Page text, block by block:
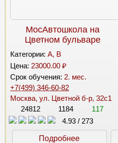
МосАвтошкола на
Цветном бульваре
Категории: A, B
Цена: 23000.00 ₽
Срок обучения: 2. мес.
+7(499) 346-60-82
Москва, ул. Цветной б-р, 32с1
24812
1184 117
4.93 / 273
Подробнее